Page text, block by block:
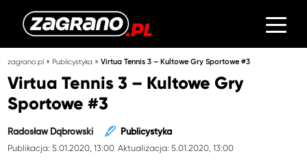
zagrano.pl » Publicystyka »Virtua Tennis 3 – Kultowe Gry Sportowe #3
Virtua Tennis 3 – Kultowe Gry
Sportowe #3
Radosław Dąbrowski Publicystyka
Publikacja: 5.01.2020, 13:00 Aktualizacja: 5.01.2020, 13:00